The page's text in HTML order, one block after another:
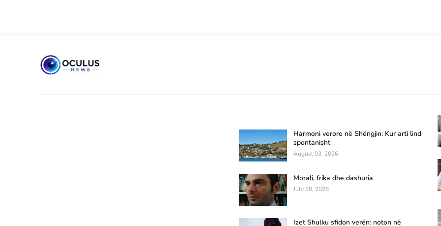
Harmoni verore në Shëngjin: Kur arti lind
spontanisht
August 03, 2026
Morali, frika dhe dashuria
July 18, 2026
Izet Shulku sfidon verën: noton në